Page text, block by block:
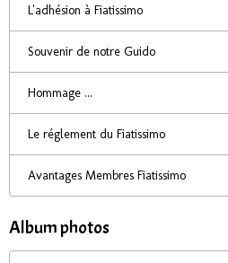
L'adhésion à Fiatissimo
Souvenir de notre Guido
Hommage ...
Le réglement du Fiatissimo
Avantages Membres Fiatissimo
Album photos